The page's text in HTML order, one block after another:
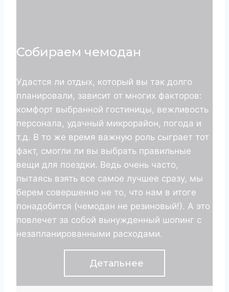
Собираем чемодан
Удастся ли отдых, который вы так долго
планировали, зависит от многих факторов:
комфорт выбранной гостиницы, вежливость
персонала, удачный микрорайон, погода и
т.д. В то же время важную роль сыграет тот
факт, смогли ли вы выбрать правильные
вещи для поездки. Ведь очень часто,
пытаясь взять все самое лучшее сразу, мы
берем совершенно не то, что нам в итоге
понадобится (чемодан не резиновый!). А это
повлечет за собой вынужденный шопинг с
незапланированными расходами.
Детальнее